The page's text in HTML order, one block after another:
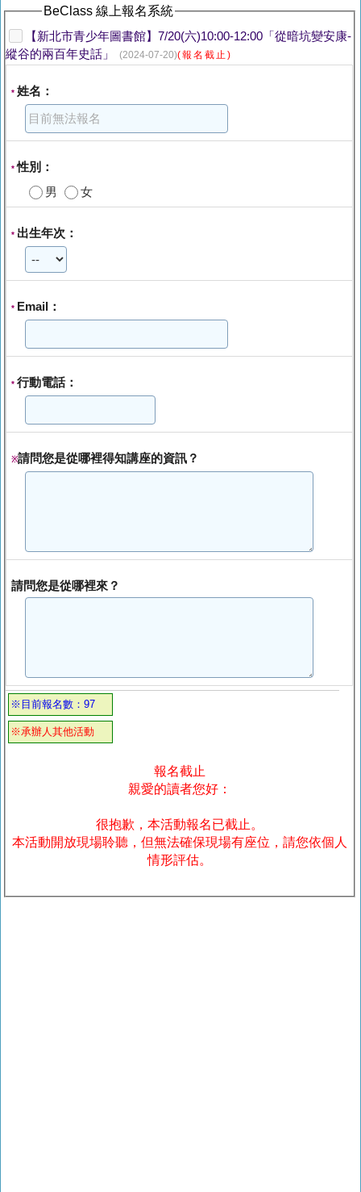
BeClass 線上報名系統
【新北市青少年圖書館】7/20(六)10:00-12:00「從暗坑變安康-
縱谷的兩百年史話」
(2024-07-20)(報名截止)
* 姓名：
*性別：
男
女
* 出生年次：
* Email：
* 行動電話：
※請問您是從哪裡得知講座的資訊？
請問您是從哪裡來？
※目前報名數：97
※承辦人其他活動
報名截止
親愛的讀者您好：
很抱歉，本活動報名已截止。
本活動開放現場聆聽，但無法確保現場有座位，請您依個人
情形評估。